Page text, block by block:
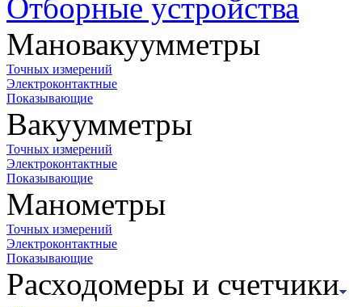
Отборные устройства
Мановакуумметры
Точных измерений
Электроконтактные
Показывающие
Вакуумметры
Точных измерений
Электроконтактные
Показывающие
Манометры
Точных измерений
Электроконтактные
Показывающие
Расходомеры и счетчики